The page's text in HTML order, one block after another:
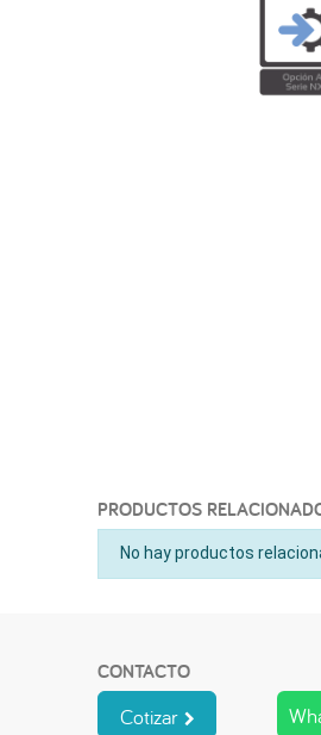
PRODUCTOS
No hay productos
CONTACTO
Cotizar